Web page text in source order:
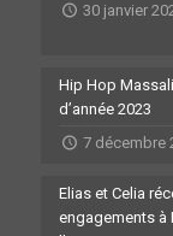
30 janvier
Hip Hop
d’année 2023
7 décembre
Elias et Celia
engagements à